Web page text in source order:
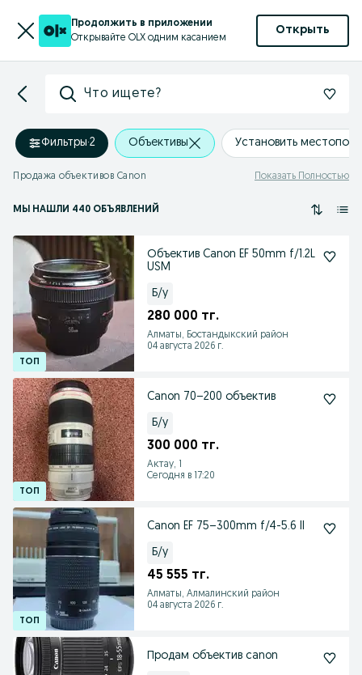
Продолжить в приложении
Открывайте OLX одним касанием
Открыть
Что ищете?
Фильтры·2 Объективы Установить
Продажа объективов Canon Показать Полностью
МЫ НАШЛИ 440 ОБЪЯВЛЕНИЙ
Объектив Canon EF 50mm f/1.2L
USM
Б/у
280 000 тг.
Алматы, Бостандыкский район
04 августа 2026 г.
Canon 70–200 объектив
Б/у
300 000 тг.
Актау, 1
Сегодня в 17:20
Canon EF 75–300mm f/4-5.6 II
Б/у
45 555 тг.
Алматы, Алмалинский район
04 августа 2026 г.
Продам объектив canon